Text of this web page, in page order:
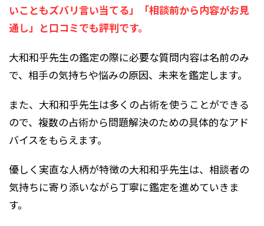
いこともズバリ言い当てる」「相談前から内容がお見
通し」と口コミでも評判です。
大和和乎先生の鑑定の際に必要な質問内容は名前のみ
で、相手の気持ちや悩みの原因、未来を鑑定します。
また、大和和乎先生は多くの占術を使うことができる
ので、複数の占術から問題解決のための具体的なアド
バイスをもらえます。
優しく実直な人柄が特徴の大和和乎先生は、相談者の
気持ちに寄り添いながら丁寧に鑑定を進めていきま
す。